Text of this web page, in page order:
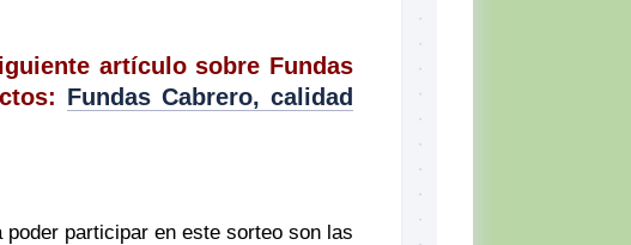
artículo sobre Fundas
Fundas Cabrero, calidad
poder participar en este sorteo son las